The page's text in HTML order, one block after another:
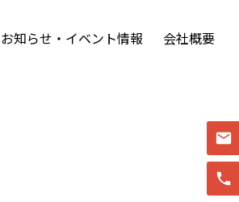
お知らせ・イベント情報 会社概要